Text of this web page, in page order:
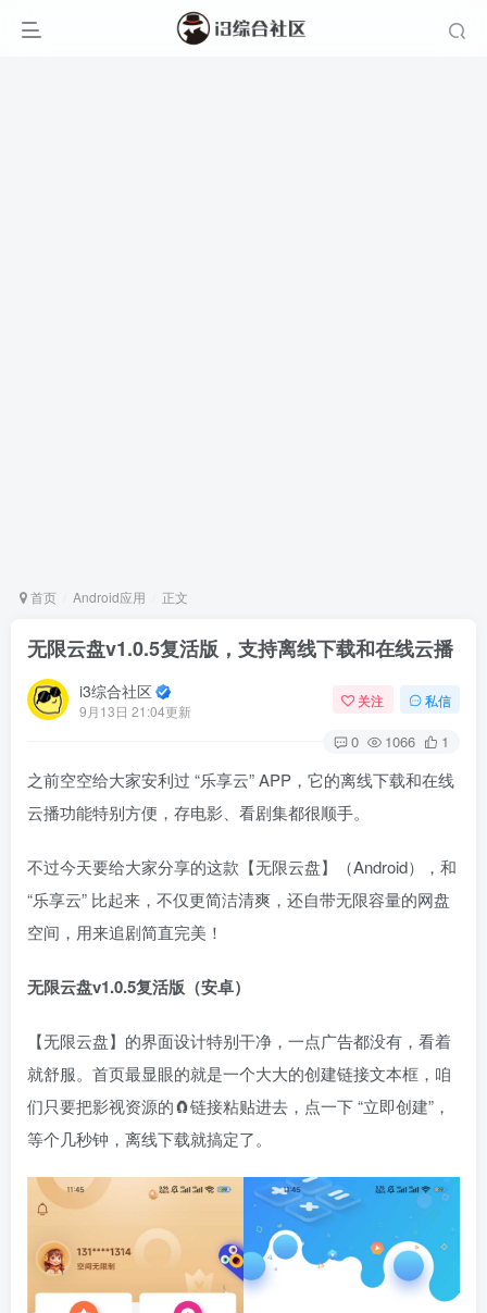
首页 Android应用 正文
无限云盘v1.0.5复活版，支持离线下载和在线云播
i3综合社区
9月13日 21:04更新
关注 私信
0 1066 1
之前空空给大家安利过 “乐享云” APP，它的离线下载和在线
云播功能特别方便，存电影、看剧集都很顺手。
不过今天要给大家分享的这款【无限云盘】（Android），和
“乐享云” 比起来，不仅更简洁清爽，还自带无限容量的网盘
空间，用来追剧简直完美！
无限云盘v1.0.5复活版（安卓）
【无限云盘】的界面设计特别干净，一点广告都没有，看着
就舒服。首页最显眼的就是一个大大的创建链接文本框，咱
们只要把影视资源的🧲链接粘贴进去，点一下 “立即创建”，
等个几秒钟，离线下载就搞定了。